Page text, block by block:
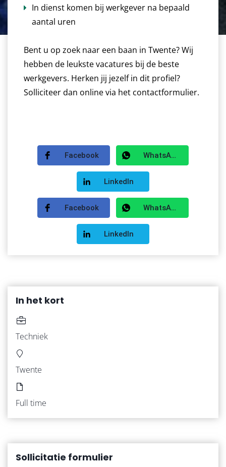
WERKNEMERS
In dienst komen bij werkgever na bepaald
aantal uren
Bent u op zoek naar een baan in Twente? Wij
hebben de leukste vacatures bij de beste
werkgevers. Herken jij jezelf in dit profiel?
Solliciteer dan online via het contactformulier.
Facebook WhatsApp
LinkedIn
Facebook WhatsApp
LinkedIn
In het kort
Techniek
Twente
Full time
Sollicitatie formulier